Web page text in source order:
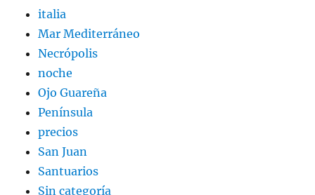
italia
Mar Mediterráneo
Necrópolis
noche
Ojo Guareña
Península
precios
San Juan
Santuarios
Sin categoría